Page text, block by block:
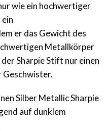
wie ein hochwertiger
er das Gewicht des
Metallkörper
Sharpie Stift nur einen
Silber Metallic Sharpie
auf dunklem